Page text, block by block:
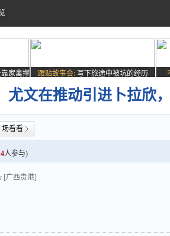
家禽撑
跟贴故事会: 写下旅途中被坑的经历
尤文在推动引进卜拉欣
场看看
人参与)
[广西贵港]